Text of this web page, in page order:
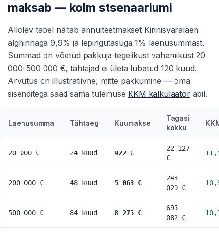
maksab — kolm stsenaariumi
Allolev tabel näitab annuiteetmakset Kinnisvaralaen
alghinnaga 9,9% ja lepingutasuga 1% laenusummast.
Summad on võetud pakkuja tegelikust vahemikust 20
000–500 000 €, tähtajad ei ületa lubatud 120 kuud.
Arvutus on illustratiivne, mitte pakkumine — oma
sisenditega saad sama tulemuse KKM kalkulaator abil.
Laenusumma Tähtaeg Kuumakse
Tagasi
kokku
20 000 € 24 kuud 922 €
22 127
€
200 000 € 48 kuud 5 063 €
243
020 €
500 000 € 84 kuud 8 275 €
695
082 €